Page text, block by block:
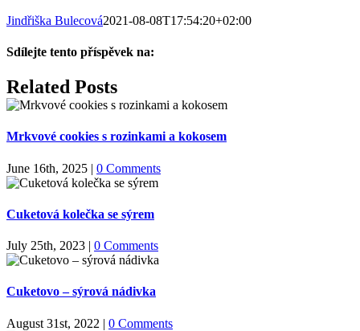
Jindřiška Bulecová2021-08-08T17:54:20+02:00
Sdílejte tento příspěvek na:
Facebook
X
LinkedIn
WhatsApp
Pinterest
Email
Related Posts
Mrkvové cookies s rozinkami a kokosem
June 16th, 2025 | 0 Comments
Cuketová kolečka se sýrem
July 25th, 2023 | 0 Comments
Cuketovo – sýrová nádivka
August 31st, 2022 | 0 Comments